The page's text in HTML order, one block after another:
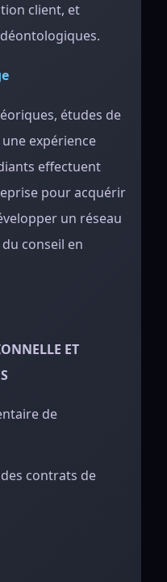
client, et
études de
expérience
effectuent
pour acquérir
un réseau
conseil en
ET
de
contrats de